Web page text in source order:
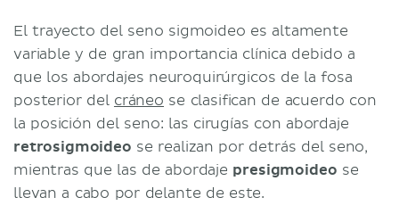
El trayecto del seno sigmoideo es altamente
variable y de gran importancia clínica debido a
que los abordajes neuroquirúrgicos de la fosa
posterior del cráneo se clasifican de acuerdo con
la posición del seno: las cirugías con abordaje
retrosigmoideo se realizan por detrás del seno,
mientras que las de abordaje presigmoideo se
llevan a cabo por delante de este.